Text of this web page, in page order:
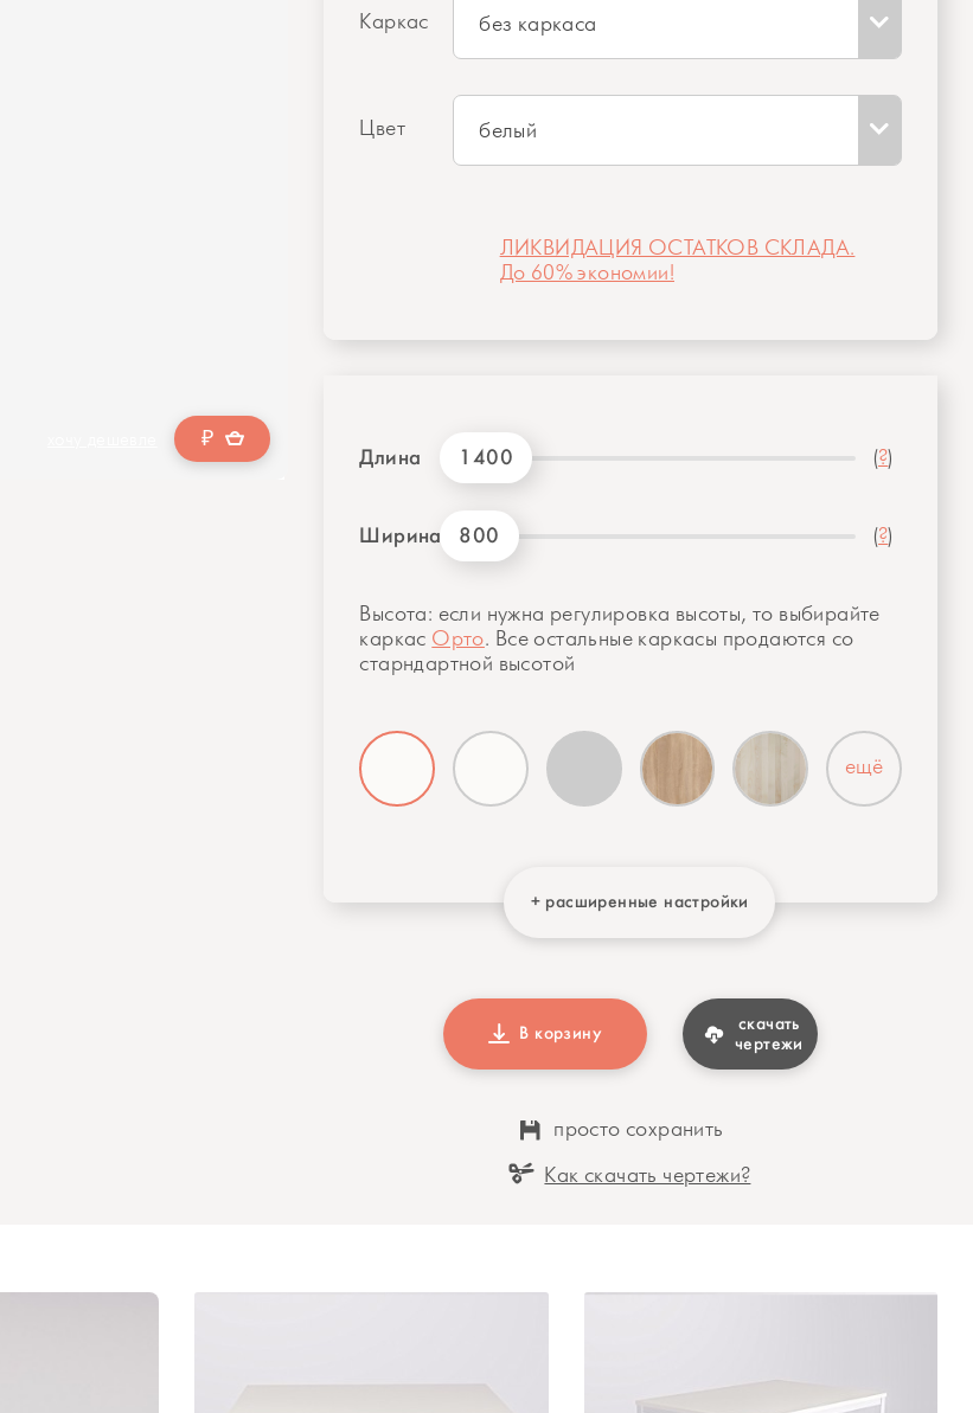
₽
Каркас без каркаса
Цвет белый
ЛИКВИДАЦИЯ ОСТАТКОВ СКЛАДА.
До 60% экономии!
Длина 1400 (?)
Ширина 800 (?)
Высота: если нужна регулировка высоты, то выбирайте
каркас Орто. Все остальные каркасы продаются со
старндартной высотой
ещё
+ расширенные настройки
В корзину
скачать
чертежи
просто сохранить
Как скачать чертежи?